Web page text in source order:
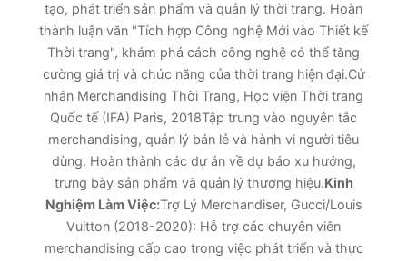
tạo, phát triển sản phẩm và quản lý thời trang. Hoàn
thành luận văn "Tích hợp Công nghệ Mới vào Thiết kế
Thời trang", khám phá cách công nghệ có thể tăng
cường giá trị và chức năng của thời trang hiện đại.Cử
nhân Merchandising Thời Trang, Học viện Thời trang
Quốc tế (IFA) Paris, 2018Tập trung vào nguyên tắc
merchandising, quản lý bán lẻ và hành vi người tiêu
dùng. Hoàn thành các dự án về dự báo xu hướng,
trưng bày sản phẩm và quản lý thương hiệu.Kinh
Nghiệm Làm Việc:Trợ Lý Merchandiser, Gucci/Louis
Vuitton (2018-2020): Hỗ trợ các chuyên viên
merchandising cấp cao trong việc phát triển và thực